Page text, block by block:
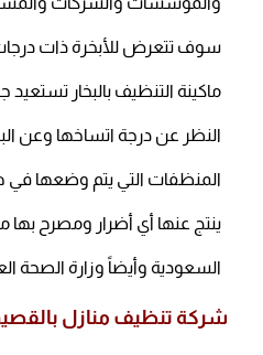
سوف تتعرض للأبخرة ذات درجات
ماكينة التنظيف بالبخار
النظر عن درجة اتساخها وعن
المنظفات التي يتم وضعها في
ينتج عنها أي أضرار ومصرح بها
السعودية وأيضاً وزارة الصحة
شركة تنظيف منازل